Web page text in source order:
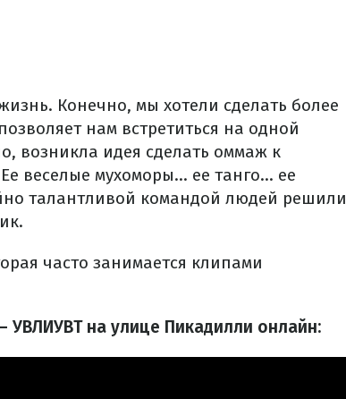
Конечно, мы хотели сделать более
нам встретиться на одной
возникла идея сделать оммаж к
веселые мухоморы... ее танго... ее
талантливой командой людей решили
часто занимается клипами
УВЛИУВТ на улице Пикадилли онлайн: